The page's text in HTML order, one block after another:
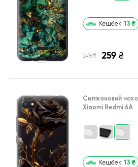
Кешбек 13 ₴
375 ₴ 259 ₴
Силіконовий
Xiaomi Redmi 6A
Кешбек 13 ₴